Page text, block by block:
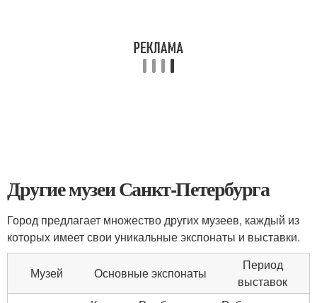
Другие музеи Санкт-Петербурга
Город предлагает множество других музеев, каждый из
которых имеет свои уникальные экспонаты и выставки.
Музей Основные экспонаты
Период
выставок